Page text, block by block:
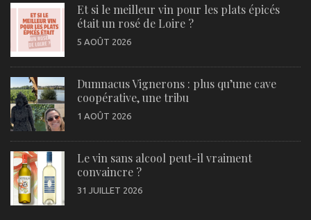
Et si le meilleur vin pour les plats épicés
était un rosé de Loire ?
5 AOÛT 2026
Dumnacus Vignerons : plus qu’une cave
coopérative, une tribu
1 AOÛT 2026
Le vin sans alcool peut-il vraiment
convaincre ?
31 JUILLET 2026